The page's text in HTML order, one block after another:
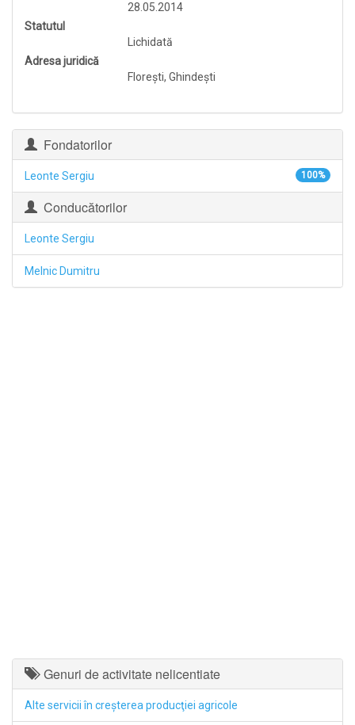
28.05.2014
Statutul
Lichidată
Adresa juridică
Floreşti, Ghindeşti
Fondatorilor
Leonte Sergiu 100%
Conducătorilor
Leonte Sergiu
Melnic Dumitru
Genuri de activitate nelicentiate
Alte servicii în creşterea producţiei agricole